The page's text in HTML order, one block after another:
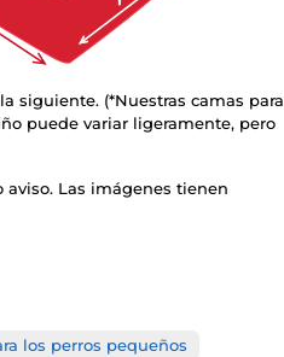
siguiente. (*Nuestras camas para
puede variar ligeramente, pero
Las imágenes tienen
los perros pequeños